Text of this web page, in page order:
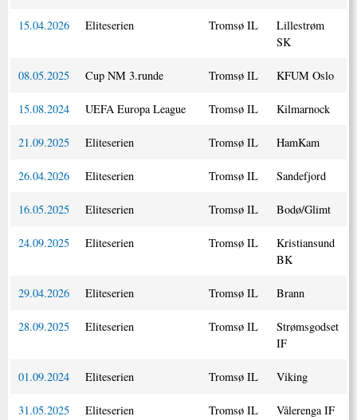
15.04.2026 Eliteserien Tromsø IL
Lillestrøm
SK
08.05.2025 Cup NM 3.runde Tromsø IL KFUM Oslo
15.08.2024 UEFA Europa League Tromsø IL Kilmarnock
21.09.2025 Eliteserien Tromsø IL HamKam
26.04.2026 Eliteserien Tromsø IL Sandefjord
16.05.2025 Eliteserien Tromsø IL Bodø/Glimt
24.09.2025 Eliteserien Tromsø IL
Kristiansund
BK
29.04.2026 Eliteserien Tromsø IL Brann
28.09.2025 Eliteserien Tromsø IL
Strømsgodset
IF
01.09.2024 Eliteserien Tromsø IL Viking
31.05.2025 Eliteserien Tromsø IL Vålerenga IF